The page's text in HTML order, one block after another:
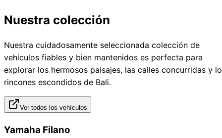
Nuestra colección
Nuestra cuidadosamente seleccionada colección de
vehículos fiables y bien mantenidos es perfecta para
explorar los hermosos paisajes, las calles concurridas y
rincones escondidos de Bali.
Ver todos los vehículos
Yamaha Filano